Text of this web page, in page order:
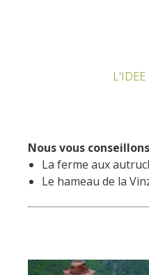
L'IDEE
Nous vous
La ferme aux
Le hameau de la